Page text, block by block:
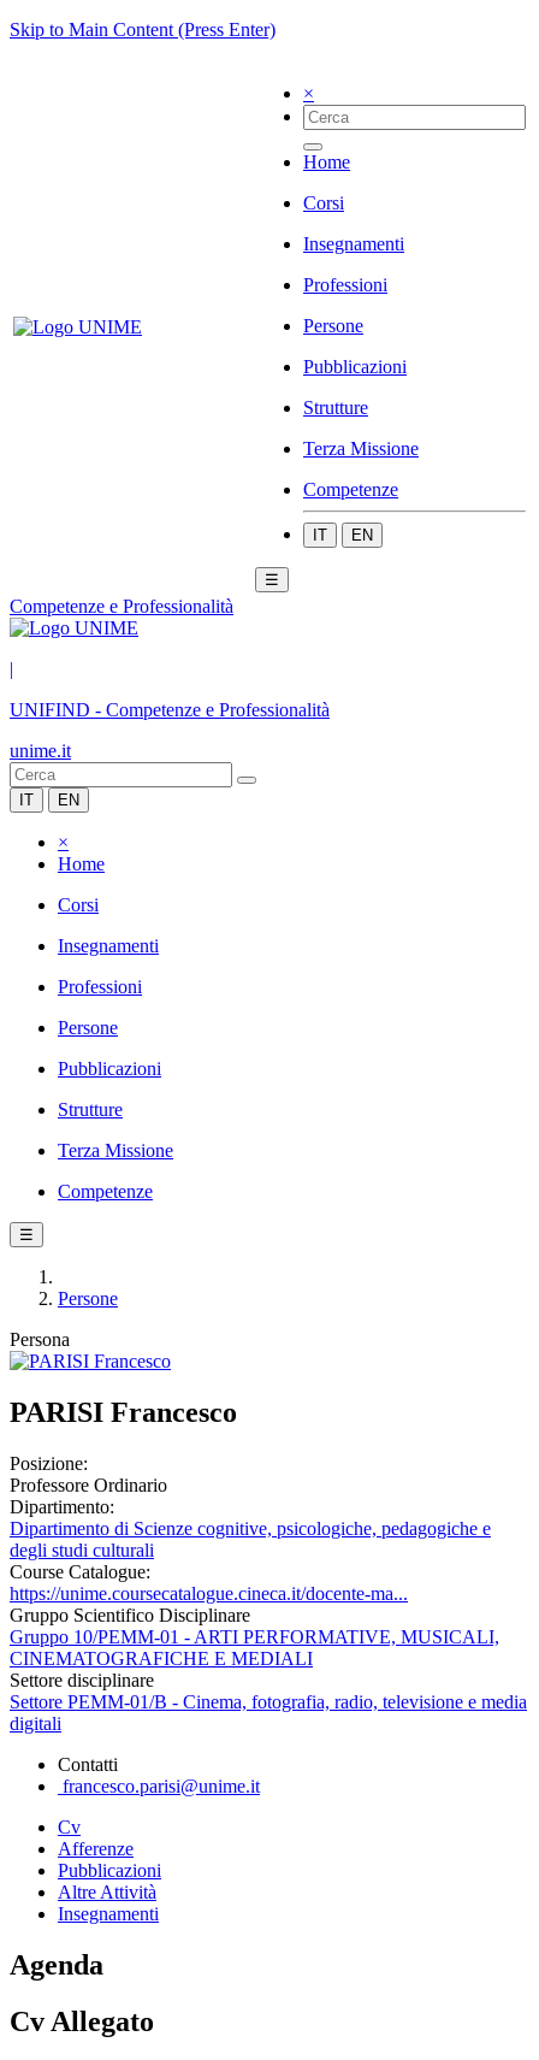
Skip to Main Content (Press Enter)
×
Home
Corsi
Insegnamenti
Professioni
Persone
Pubblicazioni
Strutture
Terza Missione
Competenze
IT EN
☰
Competenze e Professionalità
|
UNIFIND - Competenze e Professionalità
unime.it
IT EN
×
Home
Corsi
Insegnamenti
Professioni
Persone
Pubblicazioni
Strutture
Terza Missione
Competenze
☰
Persone
Persona
PARISI Francesco
Posizione:
Professore Ordinario
Dipartimento:
Dipartimento di Scienze cognitive, psicologiche, pedagogiche e
degli studi culturali
Course Catalogue:
https://unime.coursecatalogue.cineca.it/docente-ma...
Gruppo Scientifico Disciplinare
Gruppo 10/PEMM-01 - ARTI PERFORMATIVE, MUSICALI,
CINEMATOGRAFICHE E MEDIALI
Settore disciplinare
Settore PEMM-01/B - Cinema, fotografia, radio, televisione e media
digitali
Contatti
francesco.parisi@unime.it
Cv
Afferenze
Pubblicazioni
Altre Attività
Insegnamenti
Agenda
Cv Allegato